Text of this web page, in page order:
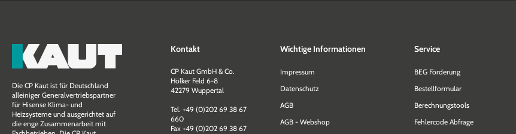
Die CP Kaut ist für Deutschland
alleiniger Generalvertriebspartner
für Hisense Klima- und
Heizsysteme und ausgerichtet auf
die enge Zusammen­arbeit mit
Kontakt
CP Kaut GmbH & Co.
Hölker Feld 6-8
42279 Wuppertal
Tel. +49 (0)202 69 38 67
660
Fax +49 (0)202 69 38 67
Wichtige Informationen
Impressum
Datenschutz
AGB
AGB - Webshop
Service
BEG Förderung
Bestellformular
Berechnungstools
Fehlercode Abfrage